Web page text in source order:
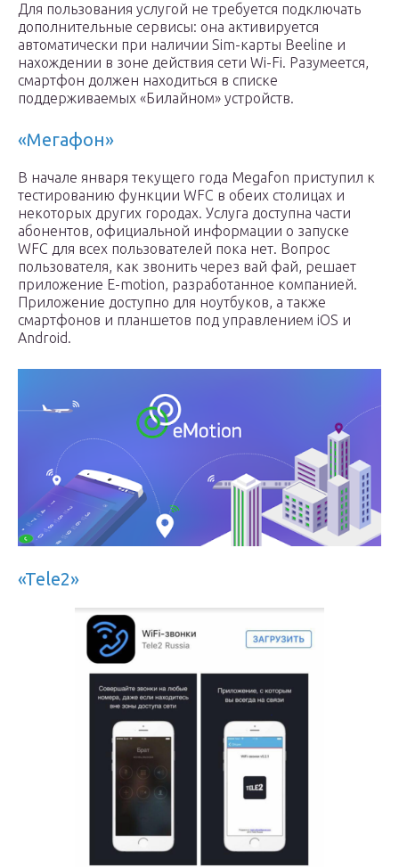
Для пользования услугой не требуется подключать
дополнительные сервисы: она активируется
автоматически при наличии Sim-карты Beeline и
нахождении в зоне действия сети Wi-Fi. Разумеется,
смартфон должен находиться в списке
поддерживаемых «Билайном» устройств.
«Мегафон»
В начале января текущего года Megafon приступил к
тестированию функции WFC в обеих столицах и
некоторых других городах. Услуга доступна части
абонентов, официальной информации о запуске
WFC для всех пользователей пока нет. Вопрос
пользователя, как звонить через вай фай, решает
приложение E-motion, разработанное компанией.
Приложение доступно для ноутбуков, а также
смартфонов и планшетов под управлением iOS и
Android.
«Tele2»